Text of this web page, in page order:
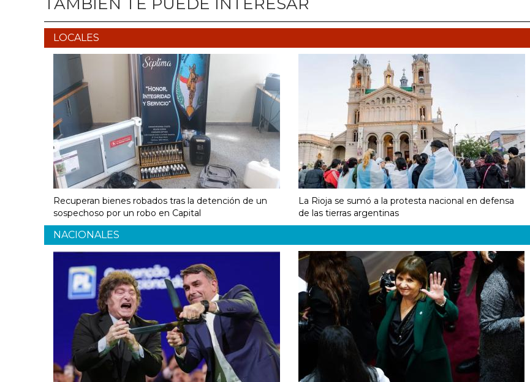
LOCALES
Recuperan bienes robados tras la detención de un
sospechoso por un robo en Capital
La Rioja se sumó a la protesta nacional en defensa
de las tierras argentinas
NACIONALES